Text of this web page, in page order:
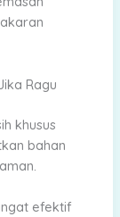
Ragu
khusus
bahan
efektif